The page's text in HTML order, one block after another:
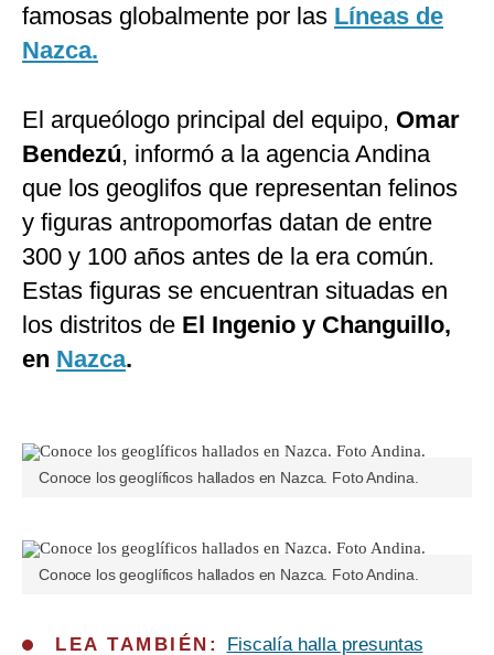
famosas globalmente por las Líneas de
Nazca.
El arqueólogo principal del equipo, Omar
Bendezú, informó a la agencia Andina
que los geoglifos que representan felinos
y figuras antropomorfas datan de entre
300 y 100 años antes de la era común.
Estas figuras se encuentran situadas en
los distritos de El Ingenio y Changuillo,
en Nazca.
Conoce los geoglíficos hallados en Nazca. Foto Andina.
Conoce los geoglíficos hallados en Nazca. Foto Andina.
LEA TAMBIÉN:
Fiscalía halla presuntas